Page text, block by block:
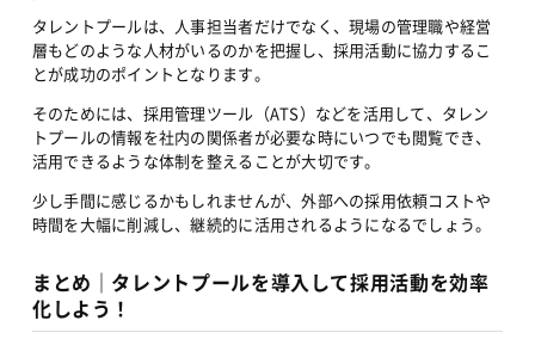
タレントプールは、人事担当者だけでなく、現場の管理職や経営
層もどのような人材がいるのかを把握し、採用活動に協力するこ
とが成功のポイントとなります。
そのためには、採用管理ツール（ATS）などを活用して、タレン
トプールの情報を社内の関係者が必要な時にいつでも閲覧でき、
活用できるような体制を整えることが大切です。
少し手間に感じるかもしれませんが、外部への採用依頼コストや
時間を大幅に削減し、継続的に活用されるようになるでしょう。
まとめ｜タレントプールを導入して採用活動を効率
化しよう！